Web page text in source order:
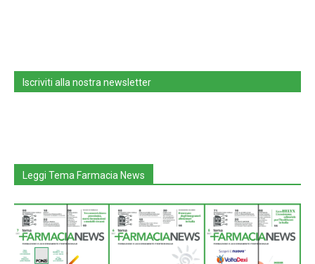
Iscriviti alla nostra newsletter
Leggi Tema Farmacia News